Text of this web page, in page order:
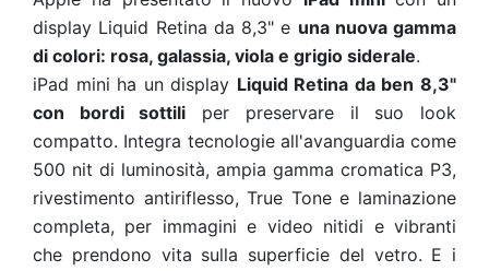
display Liquid Retina da 8,3" e una nuova gamma
di colori: rosa, galassia, viola e grigio siderale.
iPad mini ha un display Liquid Retina da ben 8,3"
con bordi sottili per preservare il suo look
compatto. Integra tecnologie all'avanguardia come
500 nit di luminosità, ampia gamma cromatica P3,
rivestimento antiriflesso, True Tone e laminazione
completa, per immagini e video nitidi e vibranti
che prendono vita sulla superficie del vetro. E i